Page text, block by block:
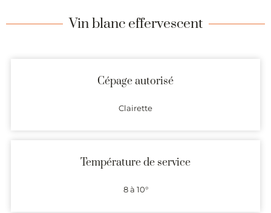
Vin blanc effervescent
Cépage autorisé
Clairette
Température de service
8 à 10°